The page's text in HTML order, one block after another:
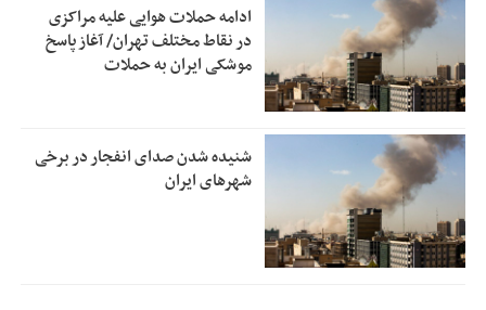
ادامه حملات هوایی علیه مراکزی
در نقاط مختلف تهران/ آغاز پاسخ
موشکی ایران به حملات
شنیده شدن صدای انفجار در برخی
شهرهای ایران